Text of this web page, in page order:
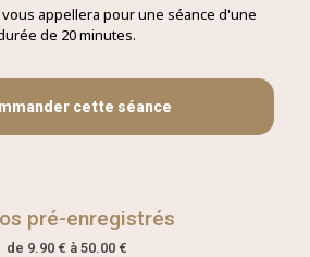
appellera pour une séance d'une
de 20 minutes.
cette séance
pré-enregistrés
de 9.90 € à 50.00 €